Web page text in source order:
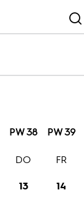
PW 38 PW 39
13
DO
14
FR